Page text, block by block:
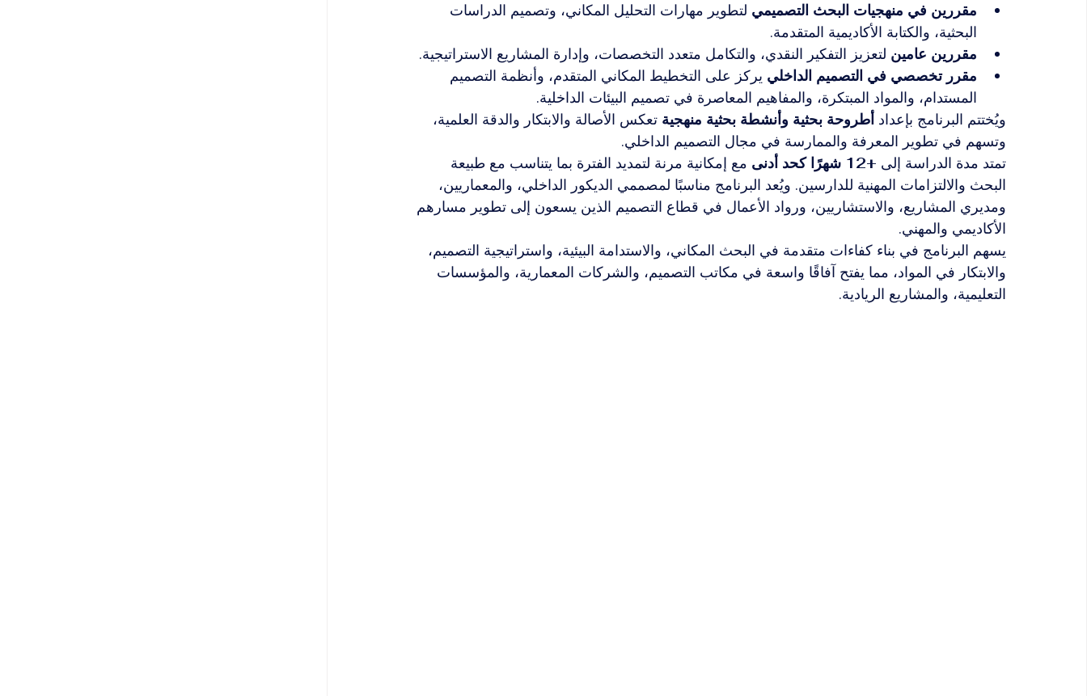
مقررين في منهجيات البحث التصميمي لتطوير مهارات التحليل المكاني، وتصميم الدراسات
البحثية، والكتابة الأكاديمية المتقدمة.
مقررين عامين لتعزيز التفكير النقدي، والتكامل متعدد التخصصات، وإدارة المشاريع الاستراتيجية.
مقرر تخصصي في التصميم الداخلي يركز على التخطيط المكاني المتقدم، وأنظمة التصميم
المستدام، والمواد المبتكرة، والمفاهيم المعاصرة في تصميم البيئات الداخلية.
ويُختتم البرنامج بإعداد أطروحة بحثية وأنشطة بحثية منهجية تعكس الأصالة والابتكار والدقة العلمية،
وتسهم في تطوير المعرفة والممارسة في مجال التصميم الداخلي.
تمتد مدة الدراسة إلى +12 شهرًا كحد أدنى
مع إمكانية مرنة لتمديد الفترة بما يتناسب مع طبيعة
البحث والالتزامات المهنية للدارسين. ويُعد البرنامج مناسبًا لمصممي الديكور الداخلي، والمعماريين،
ومديري المشاريع، والاستشاريين، ورواد الأعمال في قطاع التصميم الذين يسعون إلى تطوير مسارهم
الأكاديمي والمهني.
يسهم البرنامج في بناء كفاءات متقدمة في البحث المكاني، والاستدامة البيئية، واستراتيجية التصميم،
والابتكار في المواد، مما يفتح آفاقًا واسعة في مكاتب التصميم، والشركات المعمارية، والمؤسسات
التعليمية، والمشاريع الريادية.